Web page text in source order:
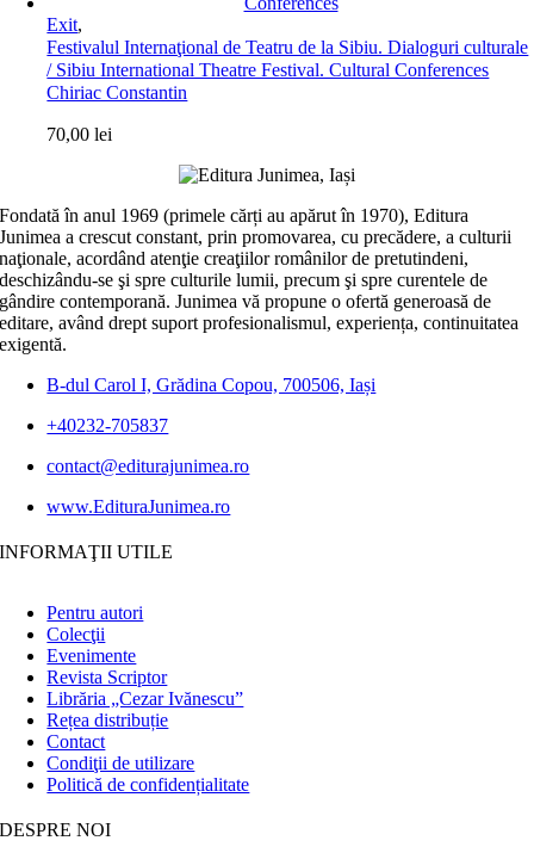
Exit,
Festivalul Internaţional de Teatru de la Sibiu. Dialoguri culturale
/ Sibiu International Theatre Festival. Cultural Conferences
Chiriac Constantin
70,00lei
Fondată în anul 1969 (primele cărți au apărut în 1970), Editura
Junimea a crescut constant, prin promovarea, cu precădere, a culturii
naţionale, acordând atenţie creaţiilor românilor de pretutindeni,
deschizându-se şi spre culturile lumii, precum şi spre curentele de
gândire contemporană. Junimea vă propune o ofertă generoasă de
editare, având drept suport profesionalismul, experiența, continuitatea
exigentă.
B-dul Carol I, Grădina Copou, 700506, Iași
+40232-705837
contact@editurajunimea.ro
www.EdituraJunimea.ro
INFORMAŢII UTILE
Pentru autori
Colecţii
Evenimente
Revista Scriptor
Librăria „Cezar Ivănescu”
Rețea distribuție
Contact
Condiţii de utilizare
Politică de confidențialitate
DESPRE NOI